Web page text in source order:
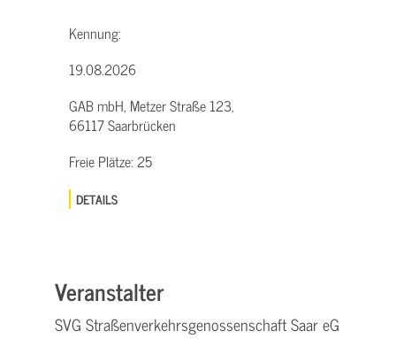
Kennung:
19.08.2026
GAB mbH, Metzer Straße 123,
66117 Saarbrücken
Freie Plätze:25
DETAILS
Veranstalter
SVG Straßenverkehrsgenossenschaft Saar eG